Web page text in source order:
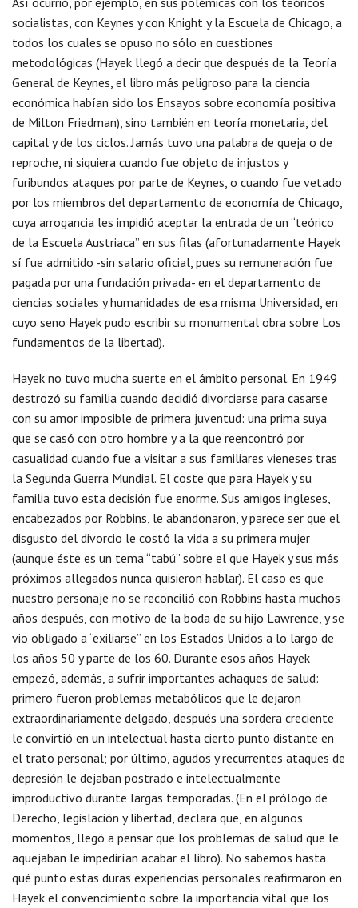
socialistas, con Keynes y con Knight y la Escuela de Chicago, a
todos los cuales se opuso no sólo en cuestiones
metodológicas (Hayek llegó a decir que después de la Teoría
General de Keynes, el libro más peligroso para la ciencia
económica habían sido los Ensayos sobre economía positiva
de Milton Friedman), sino también en teoría monetaria, del
capital y de los ciclos. Jamás tuvo una palabra de queja o de
reproche, ni siquiera cuando fue objeto de injustos y
furibundos ataques por parte de Keynes, o cuando fue vetado
por los miembros del departamento de economía de Chicago,
cuya arrogancia les impidió aceptar la entrada de un “teórico
de la Escuela Austriaca” en sus filas (afortunadamente Hayek
sí fue admitido -sin salario oficial, pues su remuneración fue
pagada por una fundación privada- en el departamento de
ciencias sociales y humanidades de esa misma Universidad, en
cuyo seno Hayek pudo escribir su monumental obra sobre Los
fundamentos de la libertad).
Hayek no tuvo mucha suerte en el ámbito personal. En 1949
destrozó su familia cuando decidió divorciarse para casarse
con su amor imposible de primera juventud: una prima suya
que se casó con otro hombre y a la que reencontró por
casualidad cuando fue a visitar a sus familiares vieneses tras
la Segunda Guerra Mundial. El coste que para Hayek y su
familia tuvo esta decisión fue enorme. Sus amigos ingleses,
encabezados por Robbins, le abandonaron, y parece ser que el
disgusto del divorcio le costó la vida a su primera mujer
(aunque éste es un tema “tabú” sobre el que Hayek y sus más
próximos allegados nunca quisieron hablar). El caso es que
nuestro personaje no se reconcilió con Robbins hasta muchos
años después, con motivo de la boda de su hijo Lawrence, y se
vio obligado a “exiliarse” en los Estados Unidos a lo largo de
los años 50 y parte de los 60. Durante esos años Hayek
empezó, además, a sufrir importantes achaques de salud:
primero fueron problemas metabólicos que le dejaron
extraordinariamente delgado, después una sordera creciente
le convirtió en un intelectual hasta cierto punto distante en
el trato personal; por último, agudos y recurrentes ataques de
depresión le dejaban postrado e intelectualmente
improductivo durante largas temporadas. (En el prólogo de
Derecho, legislación y libertad, declara que, en algunos
momentos, llegó a pensar que los problemas de salud que le
aquejaban le impedirían acabar el libro). No sabemos hasta
qué punto estas duras experiencias personales reafirmaron en
Hayek el convencimiento sobre la importancia vital que los